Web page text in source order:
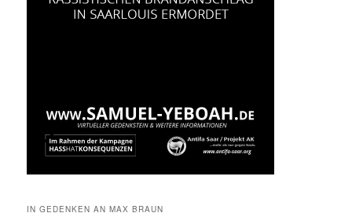
IN GEDENKEN AN MAX BRAUN